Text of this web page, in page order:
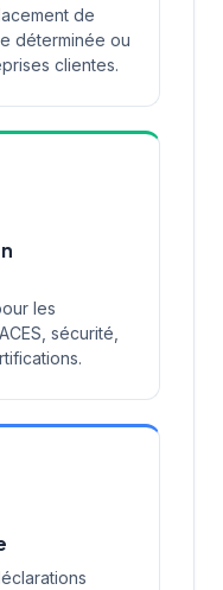
de
déterminée ou
clientes.
les
sécurité,